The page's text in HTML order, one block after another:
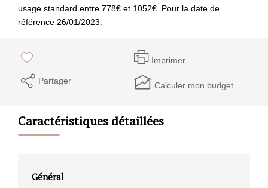
usage standard entre 778€ et 1052€. Pour la date de
référence 26/01/2023.
Imprimer
Partager Calculer mon budget
Caractéristiques détaillées
Général